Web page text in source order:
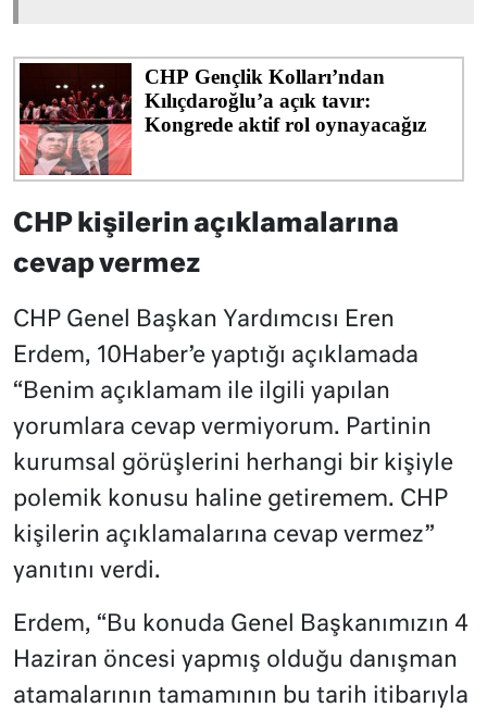
CHP kişilerin açıklamalarına
cevap vermez
CHP Genel Başkan Yardımcısı Eren
Erdem, 10Haber’e yaptığı açıklamada
“Benim açıklamam ile ilgili yapılan
yorumlara cevap vermiyorum. Partinin
kurumsal görüşlerini herhangi bir kişiyle
polemik konusu haline getiremem. CHP
kişilerin açıklamalarına cevap vermez”
yanıtını verdi.
Erdem, “Bu konuda Genel Başkanımızın 4
Haziran öncesi yapmış olduğu danışman
atamalarının tamamının bu tarih itibarıyla